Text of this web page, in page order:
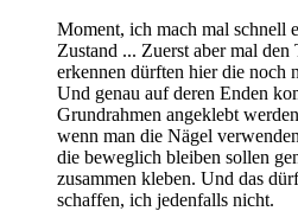
Moment, ich mach mal schnell
Zustand ... Zuerst aber mal den
erkennen dürften hier die noch
Und genau auf deren Enden
Grundrahmen angeklebt
wenn man die Nägel
die beweglich bleiben sollen
zusammen kleben. Und das
schaffen, ich jedenfalls nicht.